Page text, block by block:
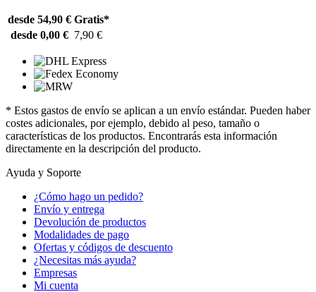
desde 54,90 € Gratis*
desde 0,00 € 7,90 €
* Estos gastos de envío se aplican a un envío estándar. Pueden haber
costes adicionales, por ejemplo, debido al peso, tamaño o
características de los productos. Encontrarás esta información
directamente en la descripción del producto.
Ayuda y Soporte
¿Cómo hago un pedido?
Envío y entrega
Devolución de productos
Modalidades de pago
Ofertas y códigos de descuento
¿Necesitas más ayuda?
Empresas
Mi cuenta